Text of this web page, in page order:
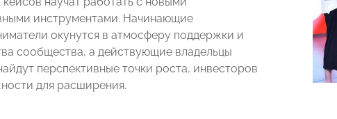
инструментами. Начинающие
окунутся в атмосферу поддержки и
сообщества, а действующие владельцы
перспективные точки роста, инвесторов
для расширения.